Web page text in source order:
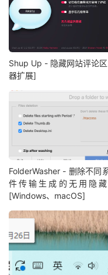
Shup Up - 隐藏网站评论
器扩展]
FolderWasher - 删除不同
件传输生成的无用隐
[Windows、macOS]